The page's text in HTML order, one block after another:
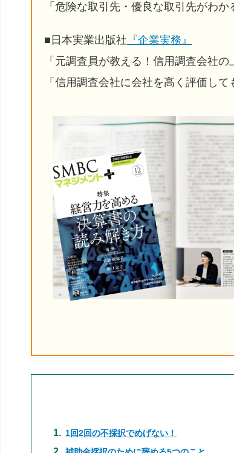
「危険な取引先・優良な取引先がわ
■日本実業出版社 『企業実務』
「元調査員が教える！信用調査会社の
「信用調査会社に会社を高く評価し
1回2回の不採択でめげない！